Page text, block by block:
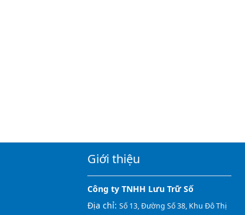
Giới thiệu
Công ty TNHH Lưu Trữ Số
Địa chỉ: Số 13, Đường Số 38, Khu Đô Thị